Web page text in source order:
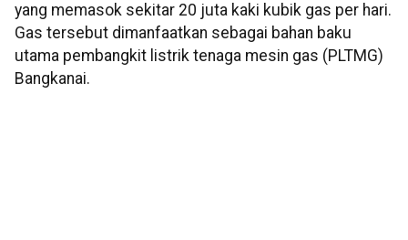
yang memasok sekitar 20 juta kaki kubik gas per hari.
Gas tersebut dimanfaatkan sebagai bahan baku
utama pembangkit listrik tenaga mesin gas (PLTMG)
Bangkanai.